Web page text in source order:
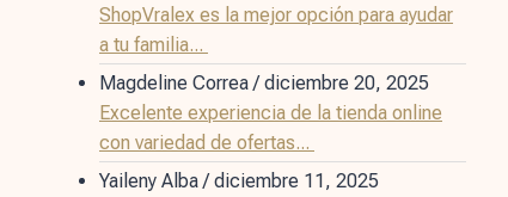
ShopVralex es la mejor opción para ayudar
a tu familia...
Magdeline Correa /diciembre 20, 2025
Excelente experiencia de la tienda online
con variedad de ofertas...
Yaileny Alba /diciembre 11, 2025